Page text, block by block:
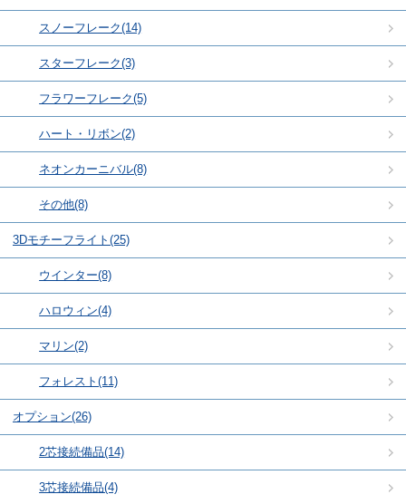
スノーフレーク(14)
スターフレーク(3)
フラワーフレーク(5)
ハート・リボン(2)
ネオンカーニバル(8)
その他(8)
3Dモチーフライト(25)
ウインター(8)
ハロウィン(4)
マリン(2)
フォレスト(11)
オプション(26)
2芯接続備品(14)
3芯接続備品(4)